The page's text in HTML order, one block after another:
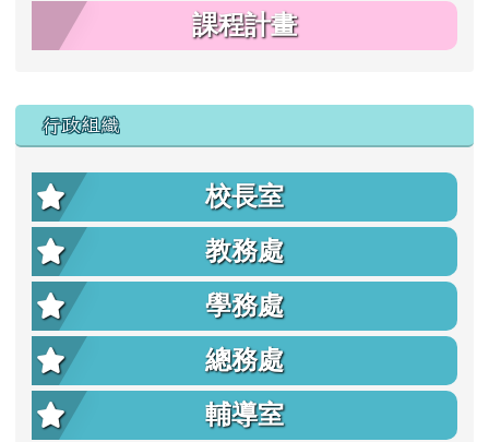
課程計畫
行政組織
校長室
教務處
學務處
總務處
輔導室